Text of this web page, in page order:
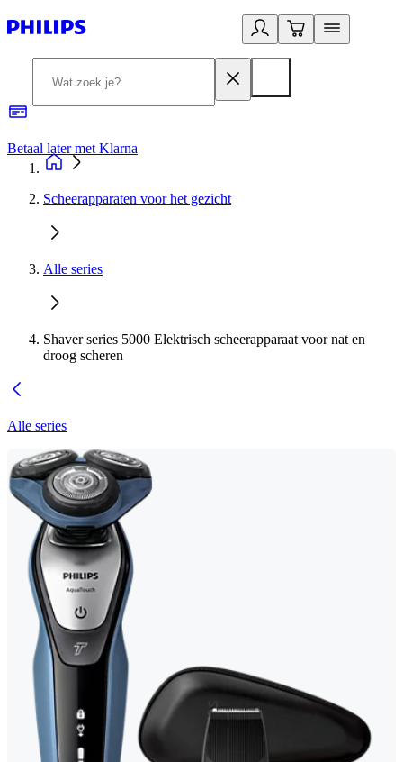
Betaal later met Klarna
Scheerapparaten voor het gezicht
Alle series
Shaver series 5000 Elektrisch scheerapparaat voor nat en
droog scheren
Alle series